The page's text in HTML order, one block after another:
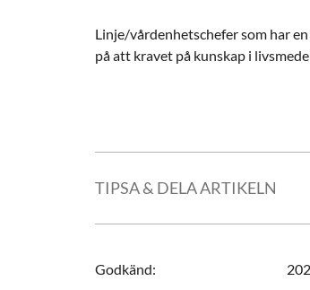
Linje/vårdenhetschefer som har
på att kravet på kunskap i
TIPSA & DELA ARTIKELN
Godkänd: